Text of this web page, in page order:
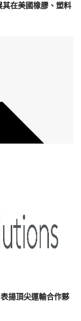
在美國橡膠、塑料
揚頂尖運輸合作夥